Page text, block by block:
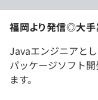
福岡より発信◎大手
Javaエンジニアと
パッケージソフト
ます。